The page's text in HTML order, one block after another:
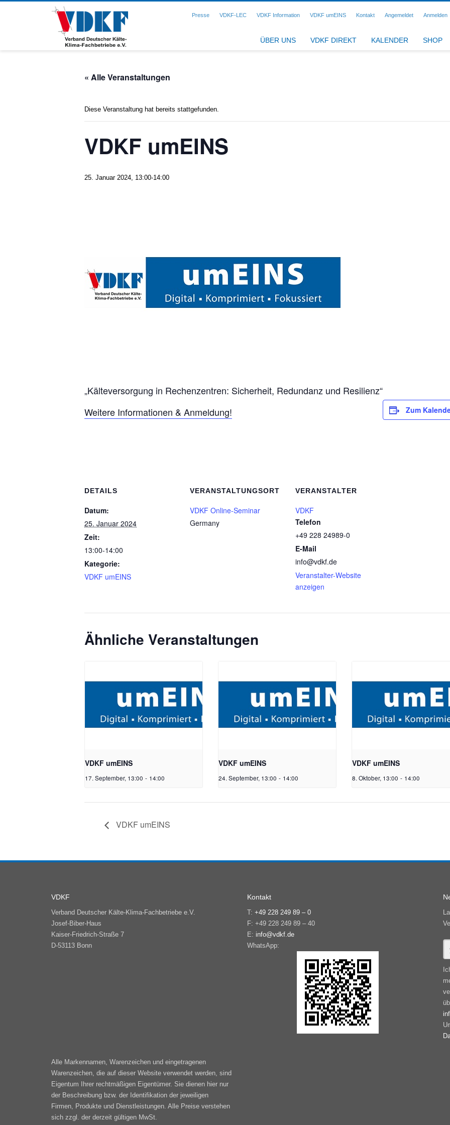
Presse VDKF-LEC VDKF Information VDKF umEINS Kontakt Angemeldet Anmelden
ÜBER UNS VDKF DIREKT KALENDER SHOP
« Alle Veranstaltungen
Diese Veranstaltung hat bereits stattgefunden.
VDKF umEINS
25. Januar 2024, 13:00-14:00
„Kälteversorgung in Rechenzentren: Sicherheit, Redundanz und Resilienz“
Weitere Informationen & Anmeldung!
Zum
DETAILS
Datum:
25. Januar 2024
Zeit:
13:00-14:00
Kategorie:
VDKF umEINS
VERANSTALTUNGSORT
VDKF Online-Seminar
Germany
VERANSTALTER
VDKF
Telefon
+49 228 24989-0
E-Mail
info@vdkf.de
Veranstalter-Website
anzeigen
Ähnliche Veranstaltungen
VDKF umEINS
17. September, 13:00 - 14:00
VDKF umEINS
24. September, 13:00 - 14:00
VDKF umEINS
8. Oktober, 13:00 - 14:00
VDKF umEINS
VDKF
Verband Deutscher Kälte-Klima-Fachbetriebe e.V.
Josef-Biber-Haus
Kaiser-Friedrich-Straße 7
D-53113 Bonn
Kontakt
T: +49 228 249 89 – 0
F: +49 228 249 89 – 40
E: info@vdkf.de
WhatsApp:
Alle Markennamen, Warenzeichen und eingetragenen
Warenzeichen, die auf dieser Website verwendet werden, sind
Eigentum Ihrer rechtmäßigen Eigentümer. Sie dienen hier nur
der Beschreibung bzw. der Identifikation der jeweiligen
Firmen, Produkte und Dienstleistungen. Alle Preise verstehen
sich zzgl. der derzeit gültigen MwSt.